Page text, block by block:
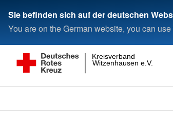
Sie befinden sich auf der deutschen
You are on the German website, you can
Witzenhausen e.V.
Kreisverband